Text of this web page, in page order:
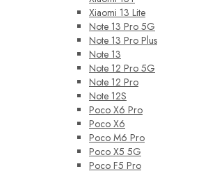
Xiaomi 13 Lite
Note 13 Pro 5G
Note 13 Pro Plus
Note 13
Note 12 Pro 5G
Note 12 Pro
Note 12S
Poco X6 Pro
Poco X6
Poco M6 Pro
Poco X5 5G
Poco F5 Pro